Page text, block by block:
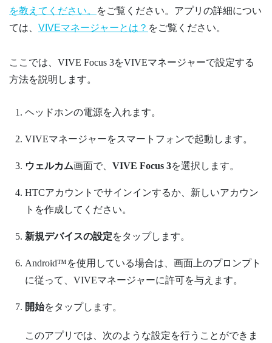
を教えてください。
をご覧ください。アプリの詳細につい
ては、 VIVEマネージャーとは？ をご覧ください。
ここでは、 VIVE Focus 3をVIVEマネージャーで設定する
方法を説明します。
ヘッドホンの電源を入れます。
VIVEマネージャーをスマートフォンで起動します。
ウェルカム画面で、 VIVE Focus 3を選択します。
HTCアカウント でサインインするか、新しいアカウン
トを作成してください。
新規デバイスの設定をタップします。
Android™を使用している場合は、画面上のプロンプト
に従って、 VIVEマネージャーに許可を与えます。
開始をタップします。
このアプリでは、次のような設定を行うことができま